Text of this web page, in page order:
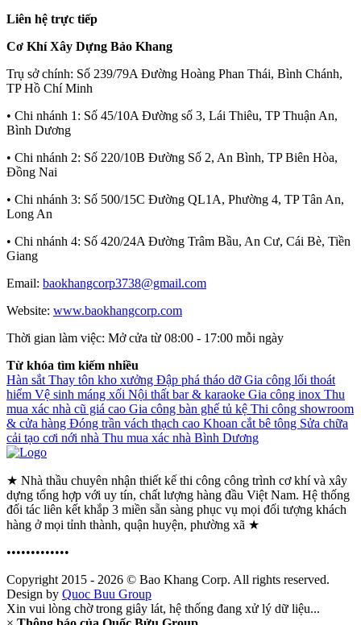
Liên hệ trực tiếp
Cơ Khí Xây Dựng Bảo Khang
Trụ sở chính: Số 239/79A Đường Hoàng Phan Thái, Bình Chánh,
TP Hồ Chí Minh
• Chi nhánh 1: Số 45/10A Đường số 3, Lái Thiêu, TP Thuận An,
Bình Dương
• Chi nhánh 2: Số 220/10B Đường Số 2, An Bình, TP Biên Hòa,
Đồng Nai
• Chi nhánh 3: Số 500/15C Đường QL1A, Phường 4, TP Tân An,
Long An
• Chi nhánh 4: Số 420/24A Đường Trâm Bầu, An Cư, Cái Bè, Tiền
Giang
Email: baokhangcorp3738@gmail.com
Website: www.baokhangcorp.com
Thời gian làm việc: Mở cửa từ 08:00 - 17:00 mỗi ngày
Từ khóa tìm kiếm nhiều
Hàn sắt Thay tôn kho xưởng Đập phá tháo dỡGia công lối thoát
hiểm Vệ sinh máng xối Nội thất bar & karaoke Gia công inox Thu
mua xác nhà cũ giá cao Gia công bàn ghế tủ kệ Thi công showroom
& cửa hàng Đóng trần vách thạch cao Khoan cắt bê tông Sửa chữa
cải tạo cơi nới nhà Thu mua xác nhà Bình Dương
★ Nhà thầu chuyên nhận thiết kế thi công công trình cơ khí và xây
dựng tổng hợp với uy tín, chất lượng hàng đầu Việt Nam. Hệ thống
đối tác liên kết khắp 3 miền sẵn sàng phục vụ mọi đối tượng khách
hàng ở mọi tỉnh thành, quận huyện, phường xã ★
•••••••••••••
Copyright 2015 - 2026 © Bao Khang Corp. All rights reserved.
Design by Quoc Buu Group
Xin vui lòng chờ trong giây lát, hệ thống đang xử lý dữ liệu...